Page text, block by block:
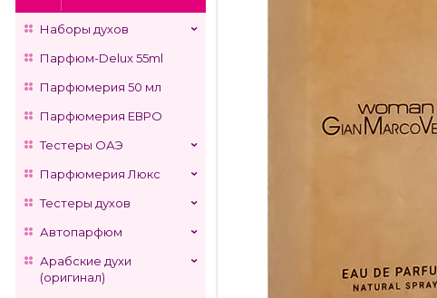
Наборы духов
Парфюм-Delux 55ml
Парфюмерия 50 мл
Парфюмерия ЕВРО
Тестеры ОАЭ
Парфюмерия Люкс
Тестеры духов
Автопарфюм
Арабские духи
(оригинал)